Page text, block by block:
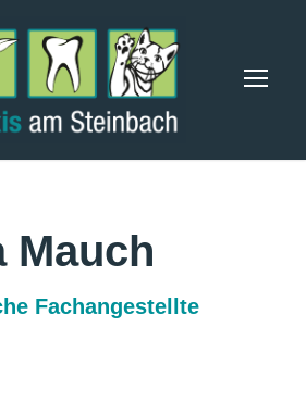
Mauch
Fachangestellte